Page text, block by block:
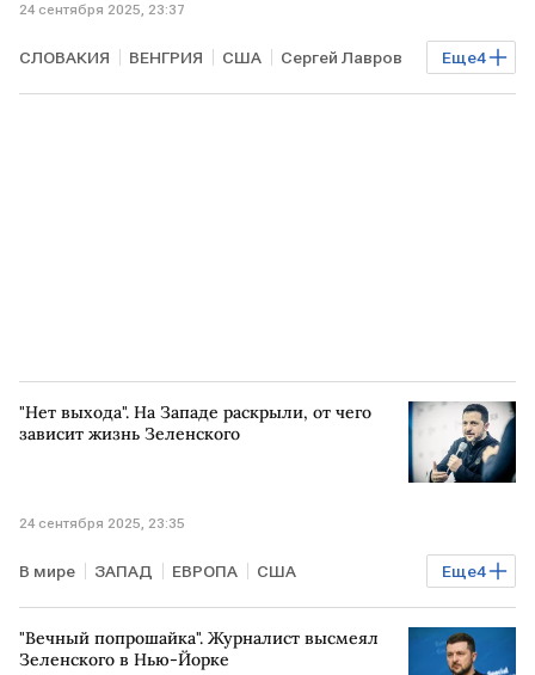
24 сентября 2025, 23:37
Еще4
СЛОВАКИЯ ВЕНГРИЯ США Сергей Лавров
МИД ООН ЕС В мире
"Нет выхода". На Западе раскрыли, от чего
зависит жизнь Зеленского
24 сентября 2025, 23:35
Еще4
В мире ЗАПАД ЕВРОПА США
Владимир Зеленский Дональд Трамп ООН
НАТО
"Вечный попрошайка". Журналист высмеял
Зеленского в Нью-Йорке